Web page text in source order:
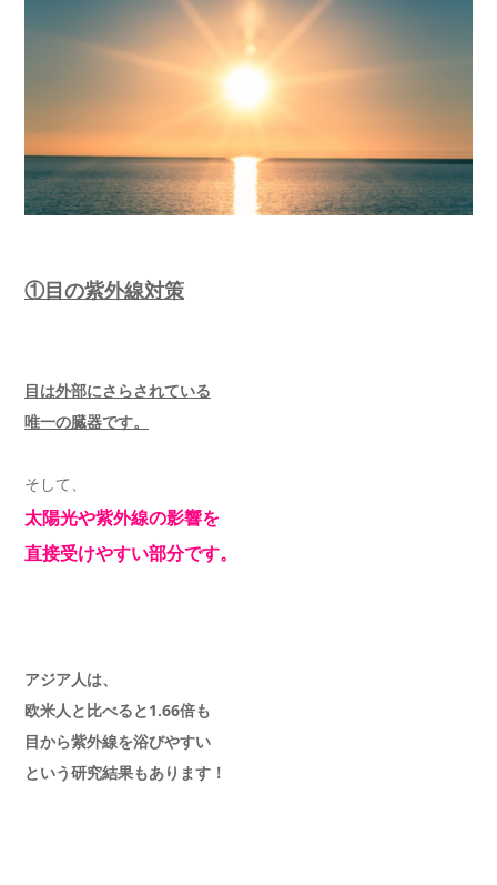
①目の紫外線対策
目は外部にさらされている
唯一の臓器です。
そして、
太陽光や紫外線の影響を
直接受けやすい部分です。
アジア人は、
欧米人と比べると1.66倍も
目から紫外線を浴びやすい
という研究結果もあります！